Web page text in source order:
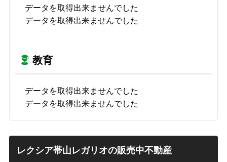
データを取得出来ませんでした
データを取得出来ませんでした
教育
データを取得出来ませんでした
データを取得出来ませんでした
レクシア帯山レガリオの販売中不動産